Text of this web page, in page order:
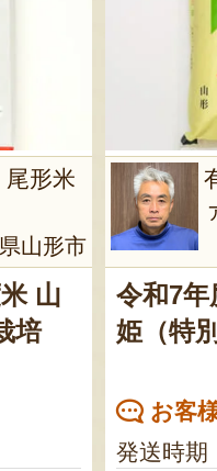
尾形米
山形市
山
培
令和7
姫（特
お客
発送時期